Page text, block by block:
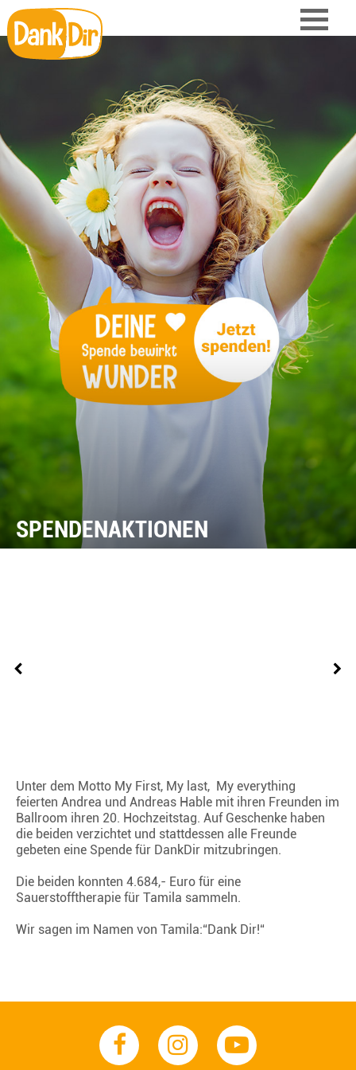
SPENDENAKTIONEN
Unter dem Motto My First, My last, My everything
feierten Andrea und Andreas Hable mit ihren Freunden im
Ballroom ihren 20. Hochzeitstag. Auf Geschenke haben
die beiden verzichtet und stattdessen alle Freunde
gebeten eine Spende für DankDir mitzubringen.
Die beiden konnten 4.684,- Euro für eine
Sauerstofftherapie für Tamila sammeln.
Wir sagen im Namen von Tamila:“Dank Dir!“